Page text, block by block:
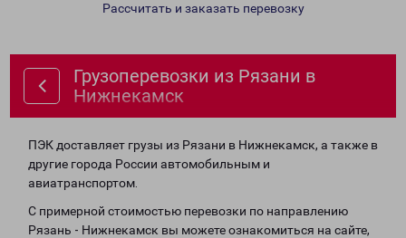
Рассчитать и заказать перевозку
Грузоперевозки из Рязани в
Нижнекамск
ПЭК доставляет грузы из Рязани в Нижнекамск, а также в
другие города России автомобильным и
авиатранспортом.
С примерной стоимостью перевозки по направлению
Рязань - Нижнекамск вы можете ознакомиться на сайте,